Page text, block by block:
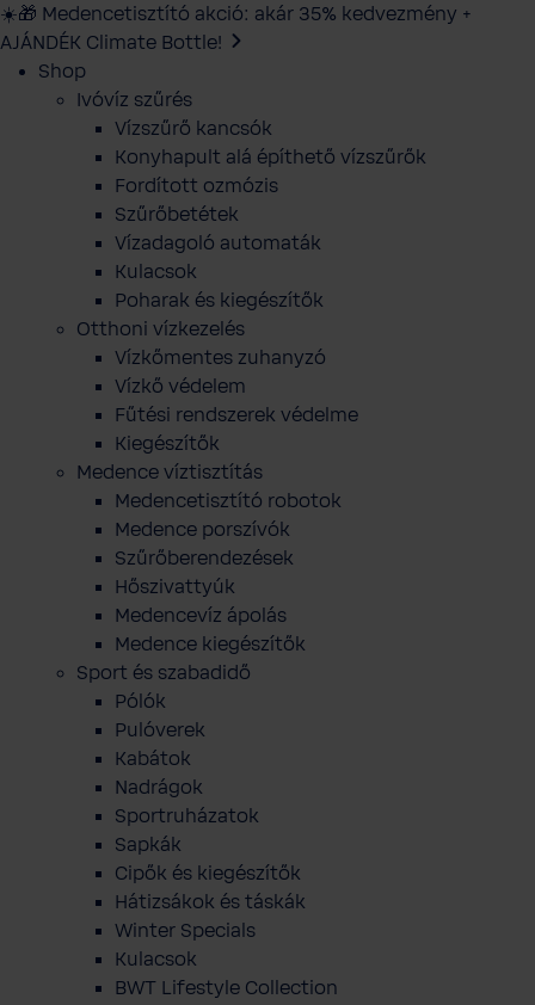
☀️🎁 Medencetisztító akció: akár 35% kedvezmény +
AJÁNDÉK Climate Bottle!
Shop
Ivóvíz szűrés
Vízszűrő kancsók
Konyhapult alá építhető vízszűrők
Fordított ozmózis
Szűrőbetétek
Vízadagoló automaták
Kulacsok
Poharak és kiegészítők
Otthoni vízkezelés
Vízkőmentes zuhanyzó
Vízkő védelem
Fűtési rendszerek védelme
Kiegészítők
Medence víztisztítás
Medencetisztító robotok
Medence porszívók
Szűrőberendezések
Hőszivattyúk
Medencevíz ápolás
Medence kiegészítők
Sport és szabadidő
Pólók
Pulóverek
Kabátok
Nadrágok
Sportruházatok
Sapkák
Cipők és kiegészítők
Hátizsákok és táskák
Winter Specials
Kulacsok
BWT Lifestyle Collection